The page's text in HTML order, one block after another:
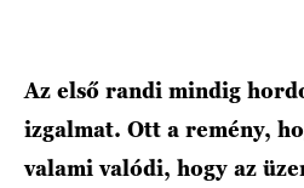
Az első randi mindig
izgalmat. Ott a remény,
valami valódi, hogy az